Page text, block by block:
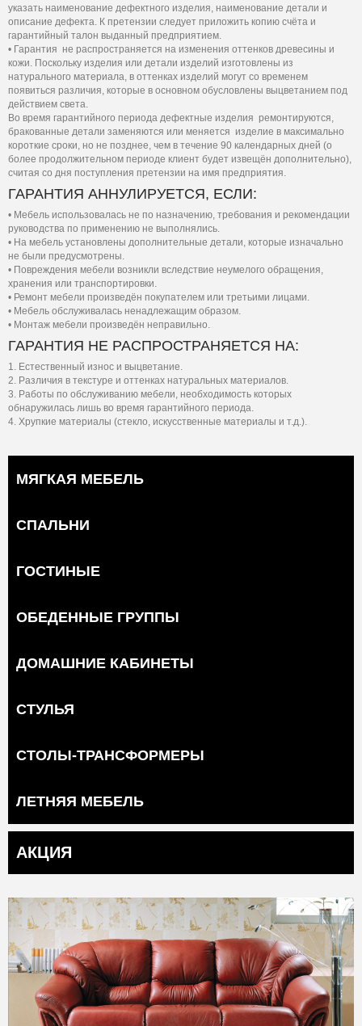
указать наименование дефектного изделия, наименование детали и
описание дефекта. К претензии следует приложить копию счёта и
гарантийный талон выданный предприятием.
• Гарантия не распространяется на изменения оттенков древесины и
кожи. Поскольку изделия или детали изделий изготовлены из
натурального материала, в оттенках изделий могут со временем
появиться различия, которые в основном обусловлены выцветанием под
действием света.
Во время гарантийного периода дефектные изделия ремонтируются,
бракованные детали заменяются или меняется изделие в максимально
короткие сроки, но не позднее, чем в течение 90 календарных дней (о
более продолжительном периоде клиент будет извещён дополнительно),
считая со дня поступления претензии на имя предприятия.
ГАРАНТИЯ АННУЛИРУЕТСЯ, ЕСЛИ:
• Мебель использовалась не по назначению, требования и рекомендации
руководства по применению не выполнялись.
• На мебель установлены дополнительные детали, которые изначально
не были предусмотрены.
• Повреждения мебели возникли вследствие неумелого обращения,
хранения или транспортировки.
• Ремонт мебели произведён покупателем или третьими лицами.
• Мебель обслуживалась ненадлежащим образом.
• Монтаж мебели произведён неправильно.
ГАРАНТИЯ НЕ РАСПРОСТРАНЯЕТСЯ НА:
1. Естественный износ и выцветание.
2. Различия в текстуре и оттенках натуральных материалов.
3. Работы по обслуживанию мебели, необходимость которых
обнаружилась лишь во время гарантийного периода.
4. Хрупкие материалы (стекло, искусственные материалы и т.д.).
МЯГКАЯ МЕБЕЛЬ
СПАЛЬНИ
ГОСТИНЫЕ
ОБЕДЕННЫЕ ГРУППЫ
ДОМАШНИЕ КАБИНЕТЫ
СТУЛЬЯ
СТОЛЫ-ТРАНСФОРМЕРЫ
ЛЕТНЯЯ МЕБЕЛЬ
АКЦИЯ